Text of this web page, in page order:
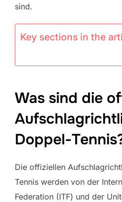
sind.
Key sections in the
Was sind die
Doppel-
Die offiziellen
Tennis werden von der
Federation (ITF) und der